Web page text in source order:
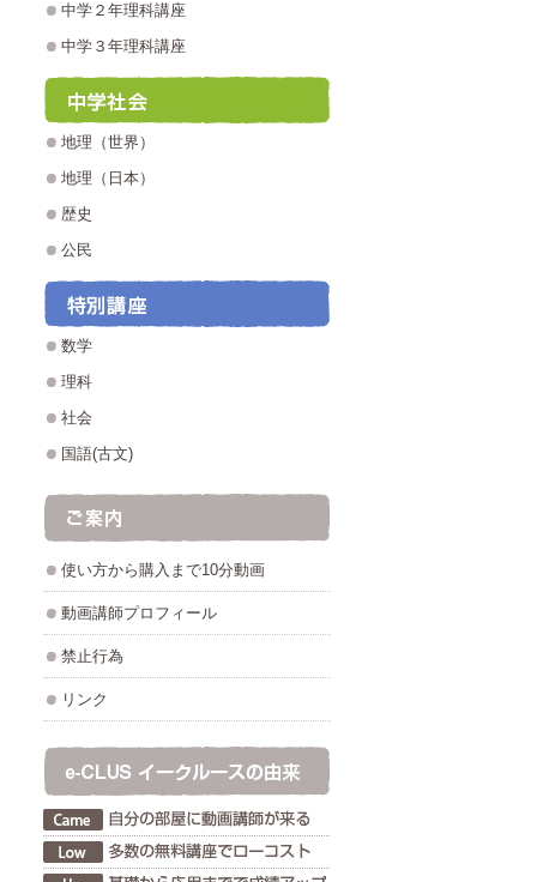
中学２年理科講座
中学３年理科講座
地理（世界）
地理（日本）
歴史
公民
数学
理科
社会
国語(古文)
使い方から購入まで10分動画
動画講師プロフィール
禁止行為
リンク